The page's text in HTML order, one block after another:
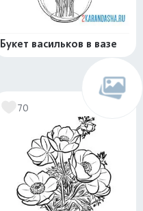
Букет васильков в вазе
70